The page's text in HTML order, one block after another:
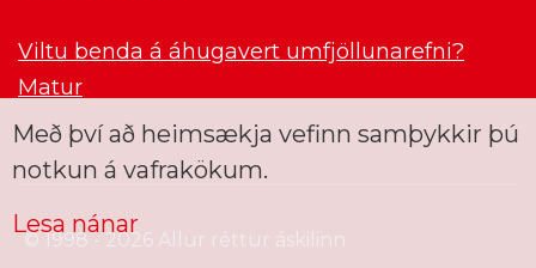
Viltu benda á áhugavert umfjöllunarefni?
Matur
© 1998 - 2026 Allur réttur áskilinn
Með því að heimsækja vefinn samþykkir þú
notkun á vafrakökum.
Lesa nánar